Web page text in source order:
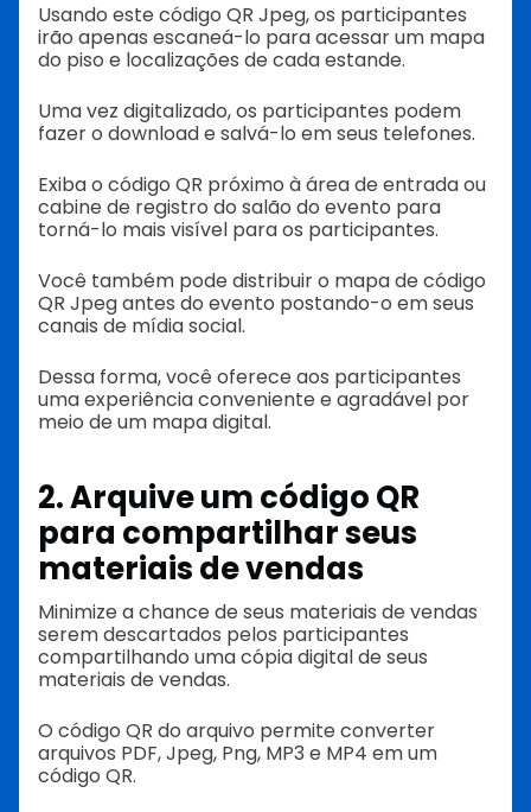
Usando este código QR Jpeg, os participantes
irão apenas escaneá-lo para acessar um mapa
do piso e localizações de cada estande.
Uma vez digitalizado, os participantes podem
fazer o download e salvá-lo em seus telefones.
Exiba o código QR próximo à área de entrada ou
cabine de registro do salão do evento para
torná-lo mais visível para os participantes.
Você também pode distribuir o mapa de código
QR Jpeg antes do evento postando-o em seus
canais de mídia social.
Dessa forma, você oferece aos participantes
uma experiência conveniente e agradável por
meio de um mapa digital.
2. Arquive um código QR
para compartilhar seus
materiais de vendas
Minimize a chance de seus materiais de vendas
serem descartados pelos participantes
compartilhando uma cópia digital de seus
materiais de vendas.
O código QR do arquivo permite converter
arquivos PDF, Jpeg, Png, MP3 e MP4 em um
código QR.